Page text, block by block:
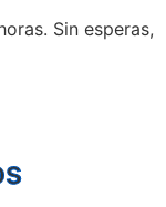
Sin esperas,